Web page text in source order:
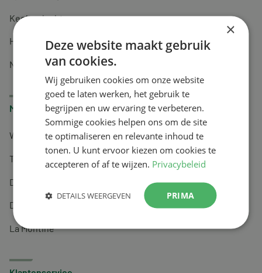
Keel en luchtwegen
Huidverzorging
Nachtrust
Merken
Wapiti
Tai-Ginseng
Dermagíq
Draisma
La Montine
×
Deze website maakt gebruik
van cookies.
Wij gebruiken cookies om onze website
goed te laten werken, het gebruik te
begrijpen en uw ervaring te verbeteren.
Sommige cookies helpen ons om de site
te optimaliseren en relevante inhoud te
tonen. U kunt ervoor kiezen om cookies te
accepteren of af te wijzen. Privacybeleid
PRIMA
DETAILS WEERGEVEN